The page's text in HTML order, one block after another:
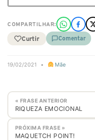
COMPARTILHAR:
Curtir Comentar
19/02/2021 • Mãe
« FRASE ANTERIOR
RIQUEZA EMOCIONAL
PRÓXIMA FRASE »
MAQUETCH POINT!